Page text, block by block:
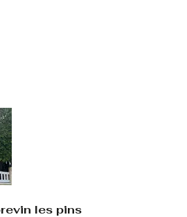
les pins